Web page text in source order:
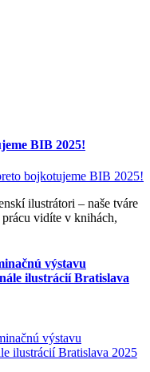
BIB 2025!
ilustrátori – naše tváre
vidíte v knihách,
výstavu
ilustrácií Bratislava